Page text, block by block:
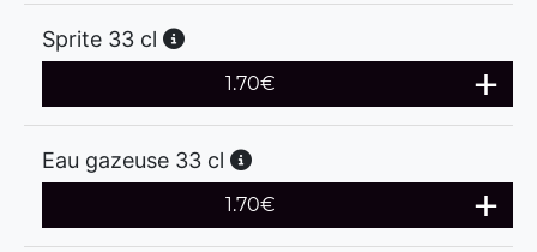
Sprite 33 cl
1.70€
Eau gazeuse 33 cl
1.70€